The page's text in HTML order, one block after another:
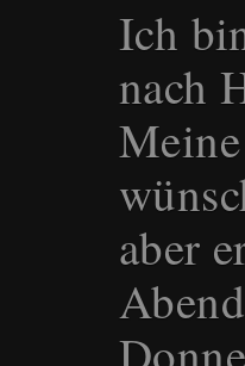
Ich
nach
aber